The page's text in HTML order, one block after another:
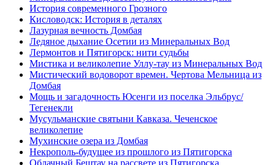
История современного Грозного
Кисловодск: История в деталях
Лазурная вечность Домбая
Ледяное дыхание Осетии из Минеральных Вод
Лермонтов и Пятигорск: нити судьбы
Мистика и великолепие Уллу-тау из Минеральных Вод
Мистический водоворот времен. Чертова Мельница из
Домбая
Мощь и загадочность Юсенги из поселка Эльбрус/
Тегенекли
Мусульманские святыни Кавказа. Чеченское
великолепие
Мухинские озера из Домбая
Некрополь-будущее из прошлого из Пятигорска
Облачный Бештау на рассвете из Пятигорска